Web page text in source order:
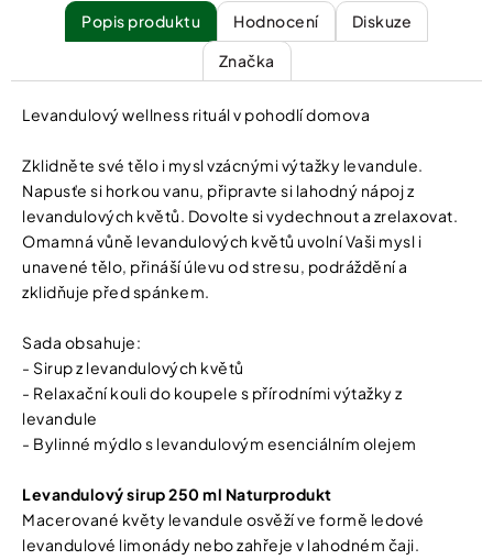
Popis Hodnocení
Diskuze
Značka
Levandulový wellness rituál v pohodlí domova
Zklidněte své tělo i mysl vzácnými výtažky levandule.
Napusťe si horkou vanu, připravte si lahodný nápoj z
levandulových květů. Dovolte si vydechnout a zrelaxovat.
Omamná vůně levandulových květů uvolní Vaši mysl i
unavené tělo, přináší úlevu od stresu, podráždění a
zklidňuje před spánkem.
Sada obsahuje:
- Sirup z levandulových květů
- Relaxační kouli do koupele s přírodními výtažky z
levandule
- Bylinné mýdlo s levandulovým esenciálním olejem
Levandulový sirup 250 ml Naturprodukt
Macerované květy levandule osvěží ve formě ledové
levandulové limonády nebo zahřeje v lahodném čaji.